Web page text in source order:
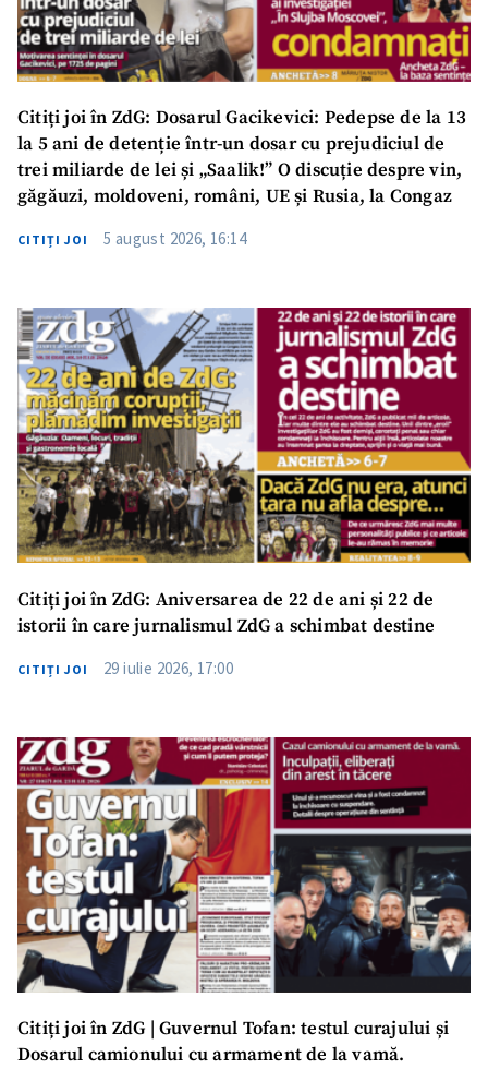
Citiți joi în ZdG: Dosarul Gacikevici: Pedepse de la 13
la 5 ani de detenție într-un dosar cu prejudiciul de
trei miliarde de lei și „Saalik!” O discuție despre vin,
găgăuzi, moldoveni, români, UE și Rusia, la Congaz
CITIȚI JOI 5 august 2026, 16:14
Citiți joi în ZdG: Aniversarea de 22 de ani și 22 de
istorii în care jurnalismul ZdG a schimbat destine
CITIȚI JOI 29 iulie 2026, 17:00
Citiți joi în ZdG | Guvernul Tofan: testul curajului și
Dosarul camionului cu armament de la vamă.